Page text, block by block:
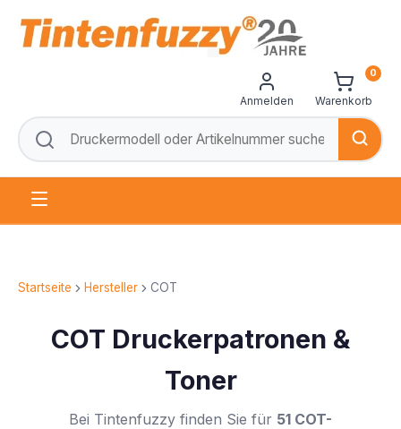
Anmelden Warenkorb
0
Startseite Hersteller COT
COT Druckerpatronen &
Toner
Bei Tintenfuzzy finden Sie für 51 COT-